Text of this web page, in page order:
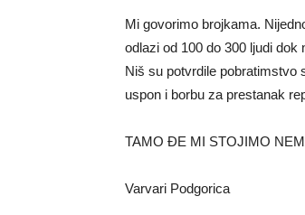
Mi govorimo brojkama.
odlazi od 100 do 300 ljudi
Niš su potvrdile pobratimstvo
uspon i borbu za prestanak
TAMO ĐE MI STOJIMO
Varvari Podgorica